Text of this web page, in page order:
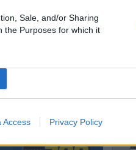
the Purposes for which it
Access Privacy Policy